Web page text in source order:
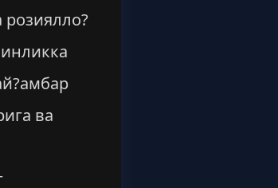
розиялло?
ва